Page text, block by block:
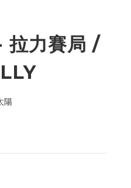
力賽局 /
陽